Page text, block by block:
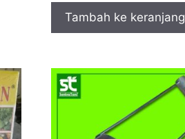
Tambah ke keranjang